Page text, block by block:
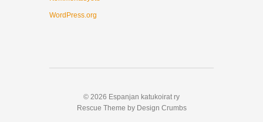
WordPress.org
© 2026 Espanjan katukoirat ry
Rescue Theme by Design Crumbs